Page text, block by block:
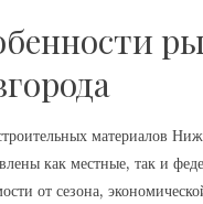
материалов
как местные, так и
от сезона,